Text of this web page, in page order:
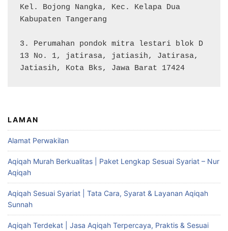
Kel. Bojong Nangka, Kec. Kelapa Dua
Kabupaten Tangerang
3. Perumahan pondok mitra lestari blok D
13 No. 1, jatirasa, jatiasih, Jatirasa,
Jatiasih, Kota Bks, Jawa Barat 17424
LAMAN
Alamat Perwakilan
Aqiqah Murah Berkualitas | Paket Lengkap Sesuai Syariat – Nur
Aqiqah
Aqiqah Sesuai Syariat | Tata Cara, Syarat & Layanan Aqiqah
Sunnah
Aqiqah Terdekat | Jasa Aqiqah Terpercaya, Praktis & Sesuai